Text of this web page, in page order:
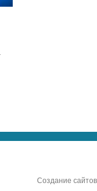
Создание сайтов